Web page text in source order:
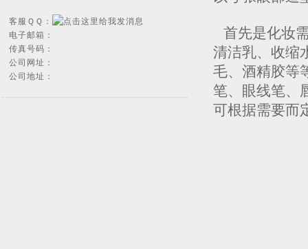
客服ＱＱ：
电子邮箱：
传真号码：
公司网址：
公司地址：
首先是化妆
清洁乳、收缩
毛、酒精胶等
笔、眼线笔、
可根据需要而